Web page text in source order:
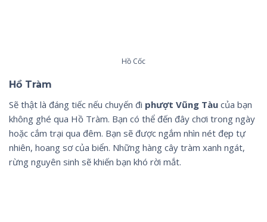
Hồ Cốc
Hồ Tràm
Sẽ thật là đáng tiếc nếu chuyến đi phượt Vũng Tàu của bạn
không ghé qua Hồ Tràm. Bạn có thể đến đây chơi trong ngày
hoặc cắm trại qua đêm. Bạn sẽ được ngắm nhìn nét đẹp tự
nhiên, hoang sơ của biển. Những hàng cây tràm xanh ngát,
rừng nguyên sinh sẽ khiến bạn khó rời mắt.